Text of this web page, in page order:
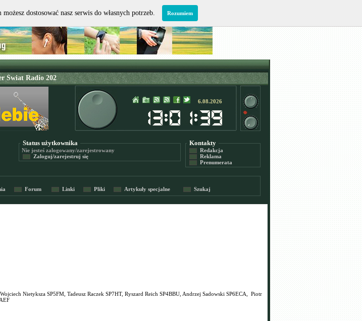
6.08.2026
Status użytkownika
Nie jesteś zalogowany/zarejestrowany
Zaloguj/zarejestruj się
Kontakty
Redakcja
Reklama
Prenumerata
Forum Linki Pliki Artykuły specjalne Szukaj
Nietyksza SP5FM, Tadeusz Raczek SP7HT, Ryszard Reich SP4BBU, Andrzej Sadowski SP6ECA, Piotr
dostosować nasz serwis do własnych potrzeb. Rozumiem